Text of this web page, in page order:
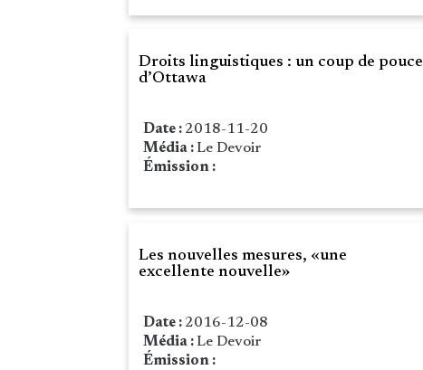
Droits linguistiques : un coup de pouce
d’Ottawa
Date : 2018-11-20
Média : Le Devoir
Émission :
Les nouvelles mesures, «une
excellente nouvelle»
Date : 2016-12-08
Média : Le Devoir
Émission :